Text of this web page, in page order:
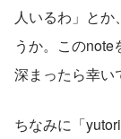
人いるわ」とか
うか。この
深まったら幸い
ちなみに「